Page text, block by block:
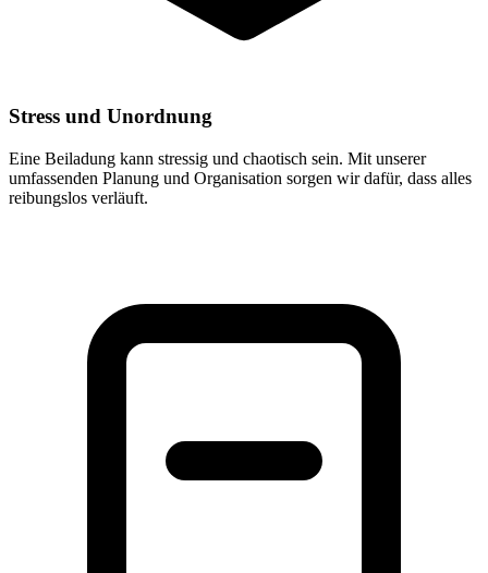
Stress und Unordnung
Eine Beiladung kann stressig und chaotisch sein. Mit unserer
umfassenden Planung und Organisation sorgen wir dafür, dass alles
reibungslos verläuft.